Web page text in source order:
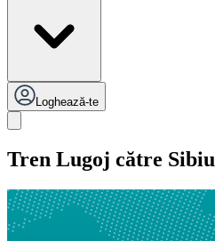
Loghează-te
Tren Lugoj către Sibiu